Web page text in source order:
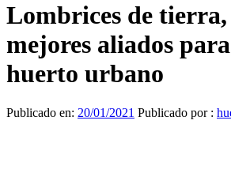
Lombrices de tierra,
mejores aliados
huerto urbano
Publicado en: 20/01/2021 Publicado por :